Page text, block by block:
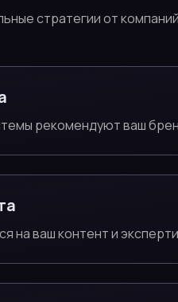
стратегии от
рекомендуют ваш
на ваш контент и